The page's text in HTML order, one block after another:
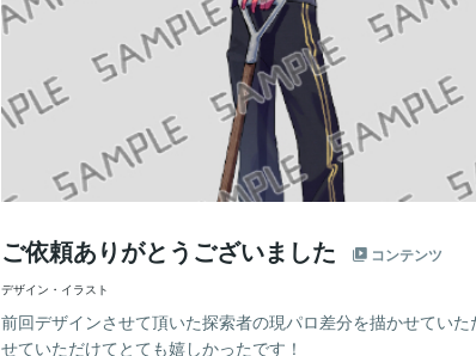
ご依頼ありがとうございました コンテンツ
デザイン・イラスト
前回デザインさせて頂いた探索者の現パロ差分を描かせてい
せていただけてとても嬉しかったです！